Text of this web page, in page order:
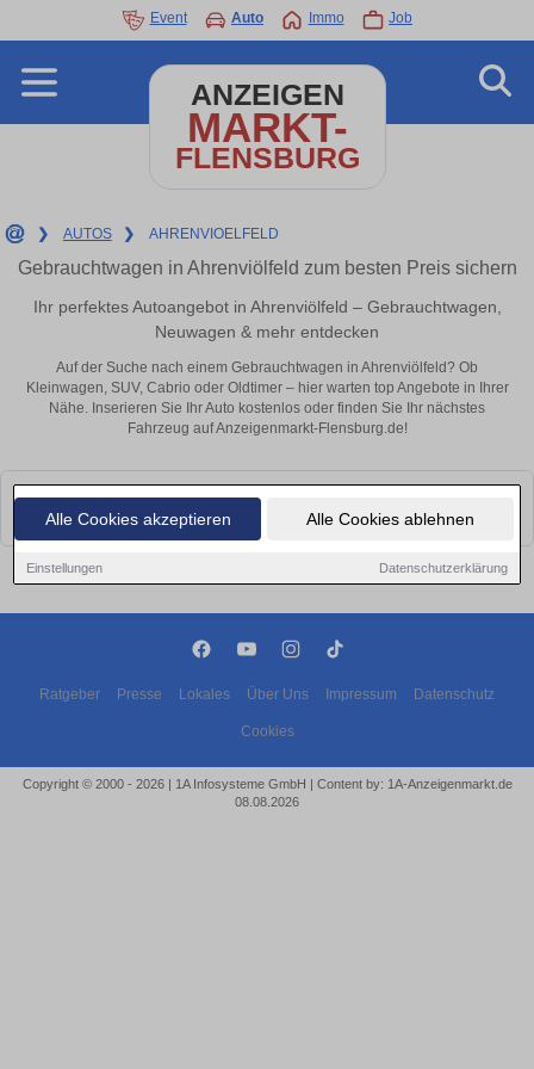
Alle Cookies akzeptieren Alle Cookies ablehnen
Einstellungen Datenschutzerklärung
Event Auto Immo Job
ANZEIGEN
MARKT-
FLENSBURG
❯ AUTOS ❯ AHRENVIOELFELD
Gebrauchtwagen in Ahrenviölfeld zum besten Preis sichern
Ihr perfektes Autoangebot in Ahrenviölfeld – Gebrauchtwagen,
Neuwagen & mehr entdecken
Auf der Suche nach einem Gebrauchtwagen in Ahrenviölfeld? Ob
Kleinwagen, SUV, Cabrio oder Oldtimer – hier warten top Angebote in Ihrer
Nähe. Inserieren Sie Ihr Auto kostenlos oder finden Sie Ihr nächstes
Fahrzeug auf Anzeigenmarkt-Flensburg.de!
Leider konnten wir derzeit keine passenden Autos finden. Schauen Sie
bald wieder vorbei!
Ratgeber Presse Lokales Über Uns Impressum Datenschutz
Cookies
Copyright © 2000 - 2026 | 1A Infosysteme GmbH | Content by: 1A-Anzeigenmarkt.de
08.08.2026